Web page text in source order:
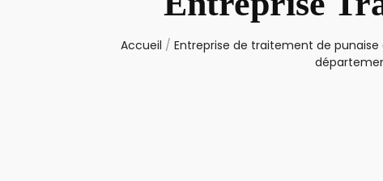
Accueil / Entreprise de traitement de punaise